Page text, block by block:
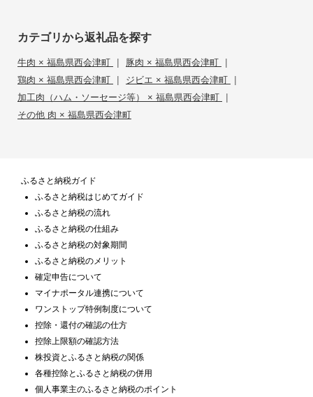
カテゴリから返礼品を探す
牛肉 × 福島県西会津町 | 豚肉 × 福島県西会津町 |
鶏肉 × 福島県西会津町 | ジビエ × 福島県西会津町 |
加工肉（ハム・ソーセージ等） × 福島県西会津町 |
その他 肉 × 福島県西会津町
ふるさと納税ガイド
ふるさと納税はじめてガイド
ふるさと納税の流れ
ふるさと納税の仕組み
ふるさと納税の対象期間
ふるさと納税のメリット
確定申告について
マイナポータル連携について
ワンストップ特例制度について
控除・還付の確認の仕方
控除上限額の確認方法
株投資とふるさと納税の関係
各種控除とふるさと納税の併用
個人事業主のふるさと納税のポイント